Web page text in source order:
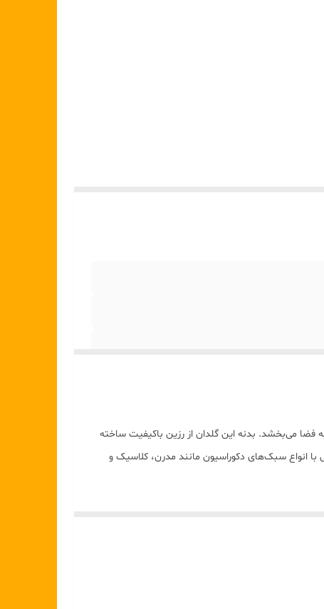
می‌بخشد. بدنه این گلدان از رزین باکیفیت ساخته
انواع سبک‌های دکوراسیون مانند مدرن، کلاسیک و